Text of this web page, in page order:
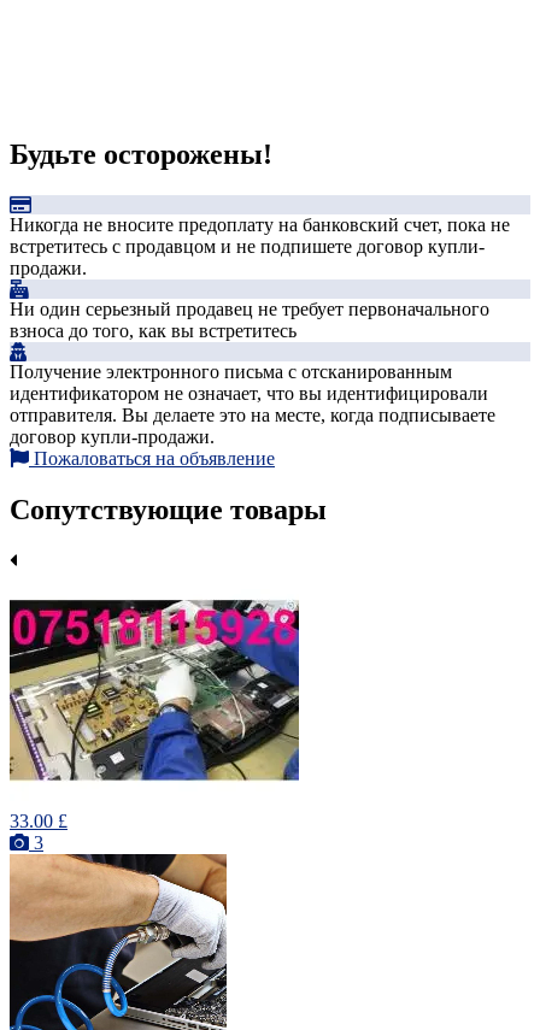
Будьте осторожены!
Никогда не вносите предоплату на банковский счет, пока не
встретитесь с продавцом и не подпишете договор купли-
продажи.
Ни один серьезный продавец не требует первоначального
взноса до того, как вы встретитесь
Получение электронного письма с отсканированным
идентификатором не означает, что вы идентифицировали
отправителя. Вы делаете это на месте, когда подписываете
договор купли-продажи.
Пожаловаться на объявление
Сопутствующие товары
33.00 £
3